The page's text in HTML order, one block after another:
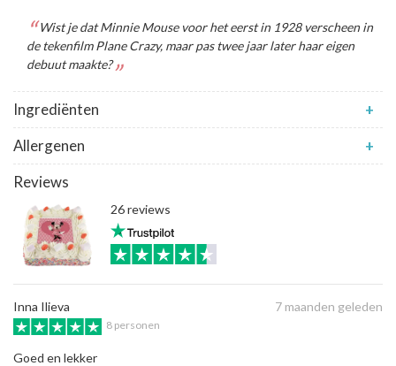
Ingrediënten
+
Allergenen
+
Wist je dat Minnie Mouse voor het eerst in 1928 verscheen in
de tekenfilm Plane Crazy, maar pas twee jaar later haar eigen
debuut maakte?
Reviews
26 reviews
Inna Ilieva 7 maanden geleden
8 personen
Goed en lekker